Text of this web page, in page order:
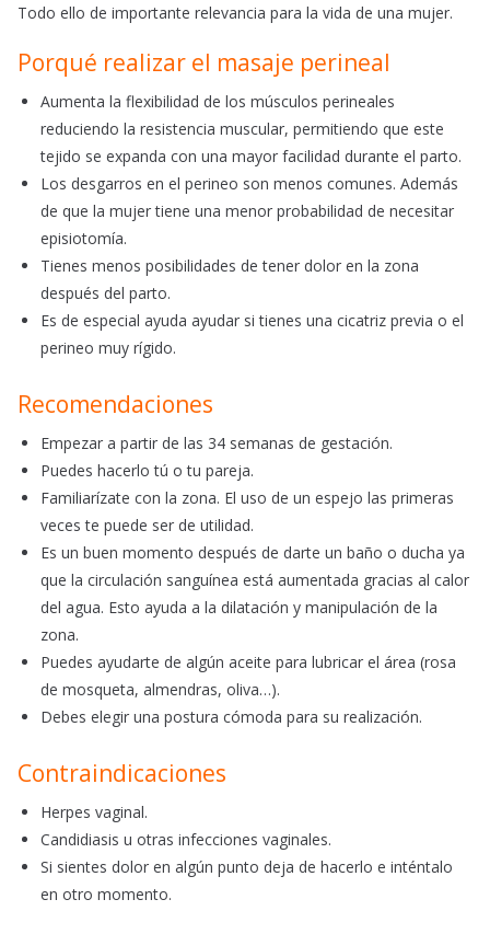
Todo ello de importante relevancia para la vida de una mujer.
Porqué realizar el masaje perineal
Aumenta la flexibilidad de los músculos perineales
reduciendo la resistencia muscular, permitiendo que este
tejido se expanda con una mayor facilidad durante el parto.
Los desgarros en el perineo son menos comunes. Además
de que la mujer tiene una menor probabilidad de necesitar
episiotomía.
Tienes menos posibilidades de tener dolor en la zona
después del parto.
Es de especial ayuda ayudar si tienes una cicatriz previa o el
perineo muy rígido.
Recomendaciones
Empezar a partir de las 34 semanas de gestación.
Puedes hacerlo tú o tu pareja.
Familiarízate con la zona. El uso de un espejo las primeras
veces te puede ser de utilidad.
Es un buen momento después de darte un baño o ducha ya
que la circulación sanguínea está aumentada gracias al calor
del agua. Esto ayuda a la dilatación y manipulación de la
zona.
Puedes ayudarte de algún aceite para lubricar el área (rosa
de mosqueta, almendras, oliva…).
Debes elegir una postura cómoda para su realización.
Contraindicaciones
Herpes vaginal.
Candidiasis u otras infecciones vaginales.
Si sientes dolor en algún punto deja de hacerlo e inténtalo
en otro momento.